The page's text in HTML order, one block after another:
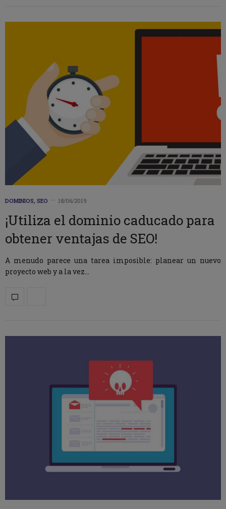
DOMINIOS, SEO 18/06/2019
¡Utiliza el dominio caducado para
obtener ventajas de SEO!
A menudo parece una tarea imposible: planear un nuevo
proyecto web y a la vez…